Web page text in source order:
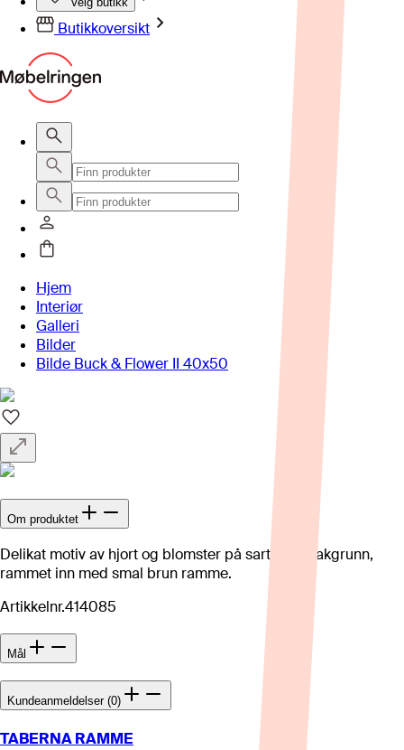
Butikkoversikt
Hjem
Interiør
Galleri
Bilder
Bilde Buck & Flower II 40x50
Om produktet
Delikat motiv av hjort og blomster på sart rosa bakgrunn,
rammet inn med smal brun ramme.
Artikkelnr.414085
Mål
Kundeanmeldelser (0)
TABERNA RAMME